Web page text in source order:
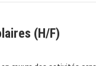
(H/F)